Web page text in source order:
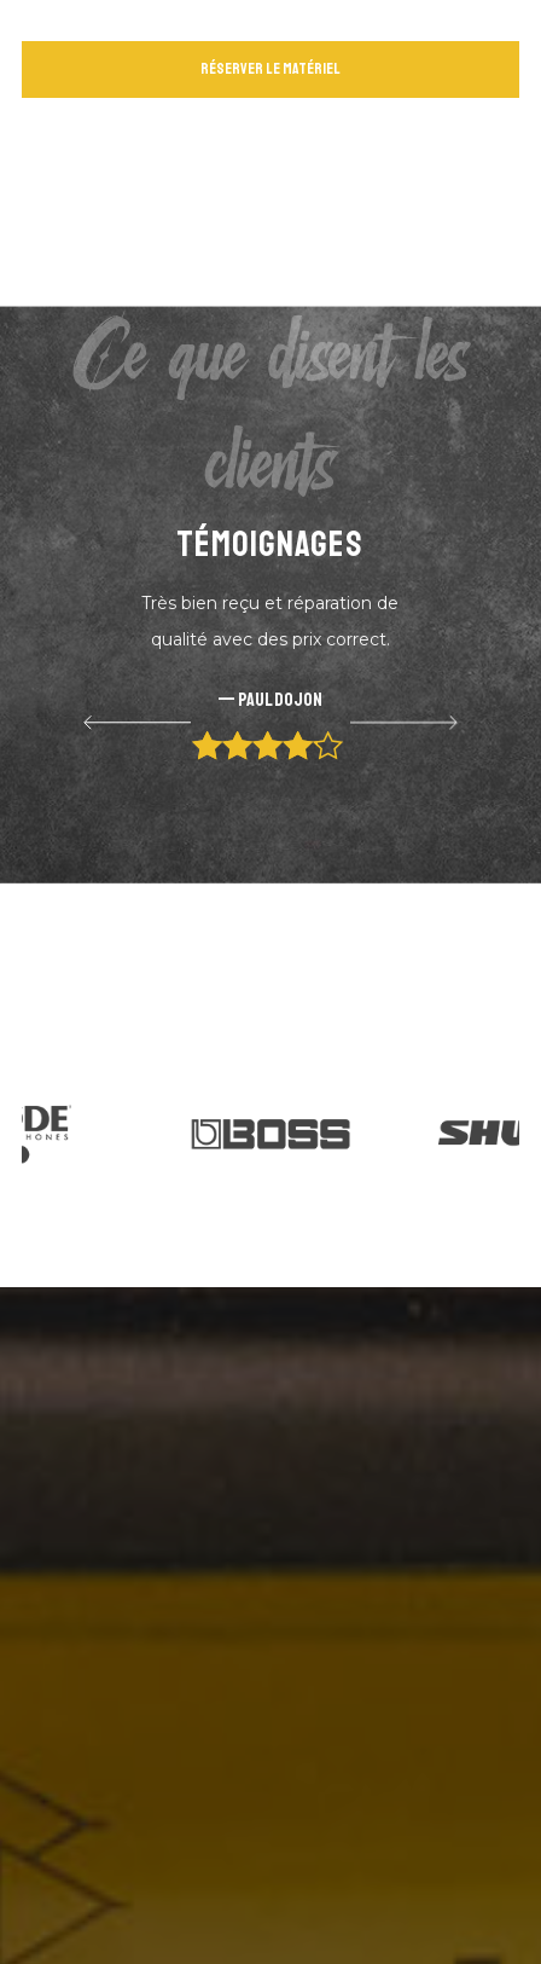
Réserver le matériel
Ce que disent les
clients
TÉMOIGNAGES
Très bien reçu et réparation de
qualité avec des prix correct.
Paul Dojon